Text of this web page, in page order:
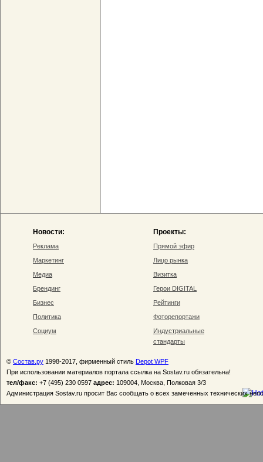
Новости:
Реклама
Маркетинг
Медиа
Брендинг
Бизнес
Политика
Социум
Проекты:
Прямой эфир
Лицо рынка
Визитка
Герои DIGITAL
Рейтинги
Фоторепортажи
Индустриальные
стандарты
© Состав.ру 1998-2017, фирменный стиль Depot WPF
При использовании материалов портала ссылка на Sostav.ru обязательна!
тел/факс: +7 (495) 230 0597 адрес: 109004, Москва, Полковая 3/3
Администрация Sostav.ru просит Вас сообщать о всех замеченных технических